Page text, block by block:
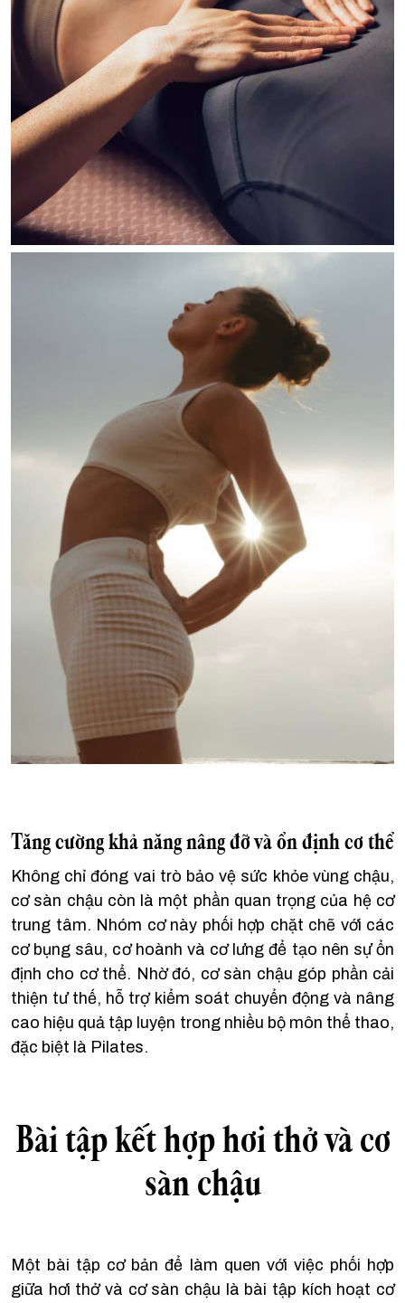
Tăng cường khả năng nâng đỡ và ổn định cơ thể
Không chỉ đóng vai trò bảo vệ sức khỏe vùng chậu,
cơ sàn chậu còn là một phần quan trọng của hệ cơ
trung tâm. Nhóm cơ này phối hợp chặt chẽ với các
cơ bụng sâu, cơ hoành và cơ lưng để tạo nên sự ổn
định cho cơ thể. Nhờ đó, cơ sàn chậu góp phần cải
thiện tư thế, hỗ trợ kiểm soát chuyển động và nâng
cao hiệu quả tập luyện trong nhiều bộ môn thể thao,
đặc biệt là Pilates.
Bài tập kết hợp hơi thở và cơ
sàn chậu
Một bài tập cơ bản để làm quen với việc phối hợp
giữa hơi thở và cơ sàn chậu là bài tập kích hoạt cơ